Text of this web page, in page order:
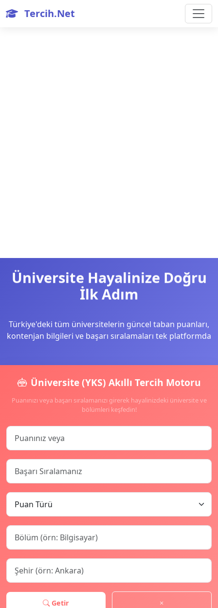
Tercih.Net
Üniversite Hayalinize Doğru
İlk Adım
Türkiye'deki tüm üniversitelerin güncel taban puanları,
kontenjan bilgileri ve başarı sıralamaları tek platformda
Üniversite (YKS) Akıllı Tercih Motoru
Puanınızı veya başarı sıralamanızı girerek hayalinizdeki üniversite ve
bölümleri keşfedin!
Getir